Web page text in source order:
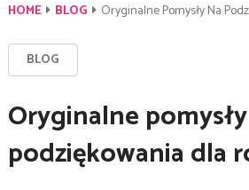
HOME BLOG Oryginalne Pomysły Na
BLOG
Oryginalne
podziękowania dla